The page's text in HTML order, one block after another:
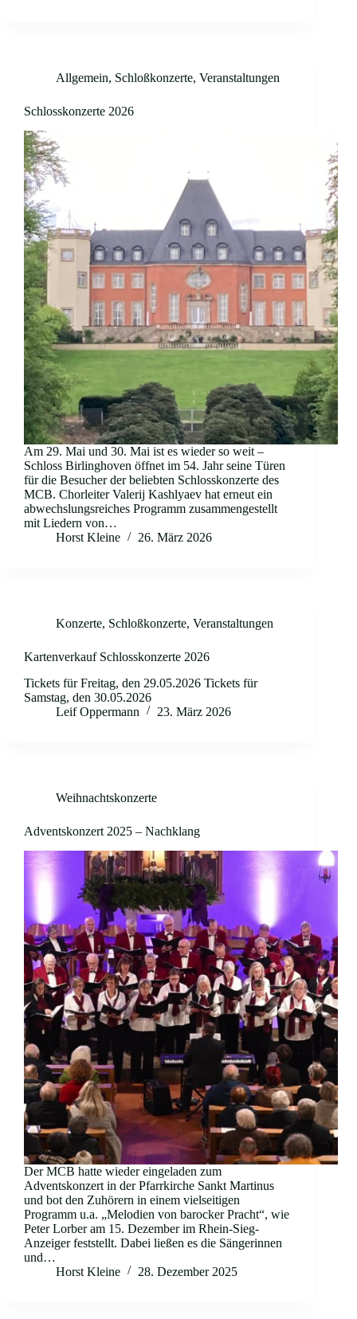
Allgemein, Schloßkonzerte, Veranstaltungen
Schlosskonzerte 2026
Am 29. Mai und 30. Mai ist es wieder so weit –
Schloss Birlinghoven öffnet im 54. Jahr seine Türen
für die Besucher der beliebten Schlosskonzerte des
MCB. Chorleiter Valerij Kashlyaev hat erneut ein
abwechslungsreiches Programm zusammengestellt
mit Liedern von…
Horst Kleine
26. März 2026
Konzerte, Schloßkonzerte, Veranstaltungen
Kartenverkauf Schlosskonzerte 2026
Tickets für Freitag, den 29.05.2026 Tickets für
Samstag, den 30.05.2026
Leif Oppermann
23. März 2026
Weihnachtskonzerte
Adventskonzert 2025 – Nachklang
Der MCB hatte wieder eingeladen zum
Adventskonzert in der Pfarrkirche Sankt Martinus
und bot den Zuhörern in einem vielseitigen
Programm u.a. „Melodien von barocker Pracht“, wie
Peter Lorber am 15. Dezember im Rhein-Sieg-
Anzeiger feststellt. Dabei ließen es die Sängerinnen
und…
Horst Kleine
28. Dezember 2025